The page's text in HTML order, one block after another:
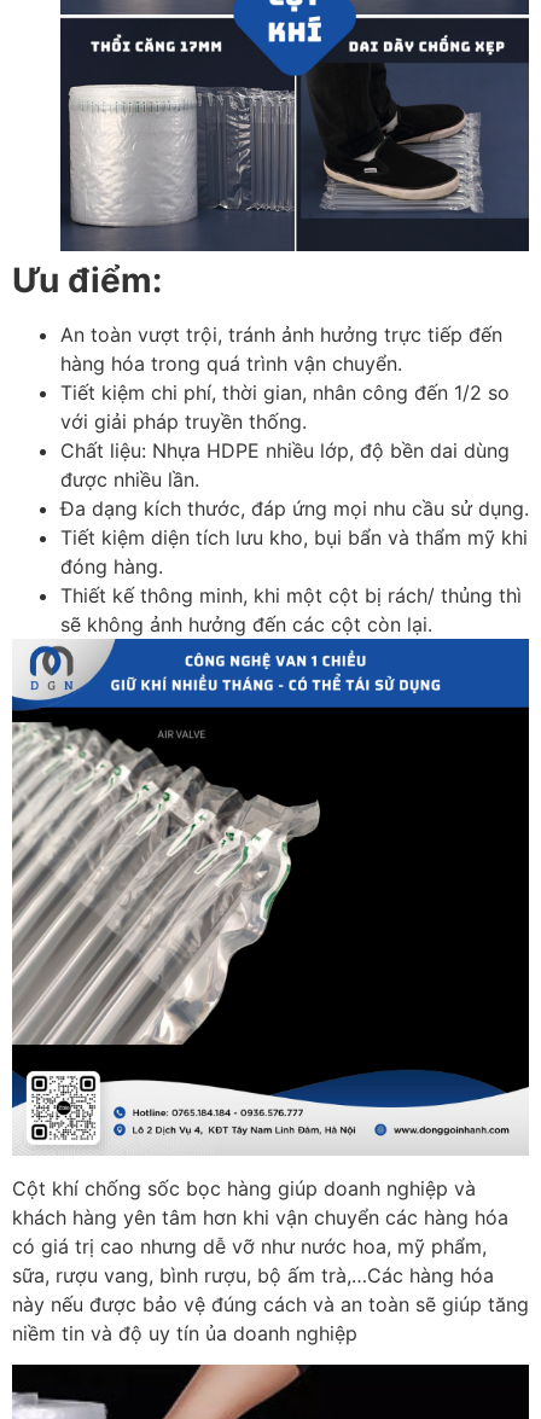
Ưu điểm:
An toàn vượt trội, tránh ảnh hưởng trực tiếp đến
hàng hóa trong quá trình vận chuyển.
Tiết kiệm chi phí, thời gian, nhân công đến 1/2 so
với giải pháp truyền thống.
Chất liệu: Nhựa HDPE nhiều lớp, độ bền dai dùng
được nhiều lần.
Đa dạng kích thước, đáp ứng mọi nhu cầu sử dụng.
Tiết kiệm diện tích lưu kho, bụi bẩn và thẩm mỹ khi
đóng hàng.
Thiết kế thông minh, khi một cột bị rách/ thủng thì
sẽ không ảnh hưởng đến các cột còn lại.
Cột khí chống sốc bọc hàng giúp doanh nghiệp và
khách hàng yên tâm hơn khi vận chuyển các hàng hóa
có giá trị cao nhưng dễ vỡ như nước hoa, mỹ phẩm,
sữa, rượu vang, bình rượu, bộ ấm trà,…Các hàng hóa
này nếu được bảo vệ đúng cách và an toàn sẽ giúp tăng
niềm tin và độ uy tín ủa doanh nghiệp